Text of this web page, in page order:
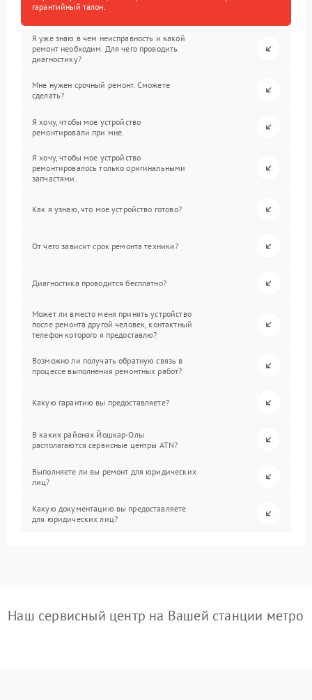
гарантийный талон.
Я уже знаю в чем неисправность и какой
ремонт необходим. Для чего проводить
диагностику?
Мне нужен срочный ремонт. Сможете
сделать?
Я хочу, чтобы мое устройство
ремонтировали при мне.
Я хочу, чтобы мое устройство
ремонтировалось только оригинальными
запчастями.
Как я узнаю, что мое устройство готово?
От чего зависит срок ремонта техники?
Диагностика проводится бесплатно?
Может ли вместо меня принять устройство
после ремонта другой человек, контактный
телефон которого я предоставлю?
Возможно ли получать обратную связь в
процессе выполнения ремонтных работ?
Какую гарантию вы предоставляете?
В каких районах Йошкар-Олы
располагаются сервисные центры ATN?
Выполняете ли вы ремонт для юридических
лиц?
Какую документацию вы предоставляете
для юридических лиц?
Наш сервисный центр на Вашей станции метро